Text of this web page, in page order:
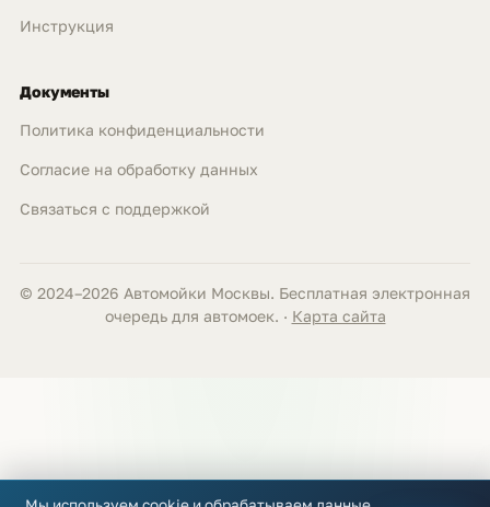
Инструкция
Документы
Политика конфиденциальности
Согласие на обработку данных
Связаться с поддержкой
© 2024–2026 Автомойки Москвы. Бесплатная электронная
очередь для автомоек. · Карта сайта